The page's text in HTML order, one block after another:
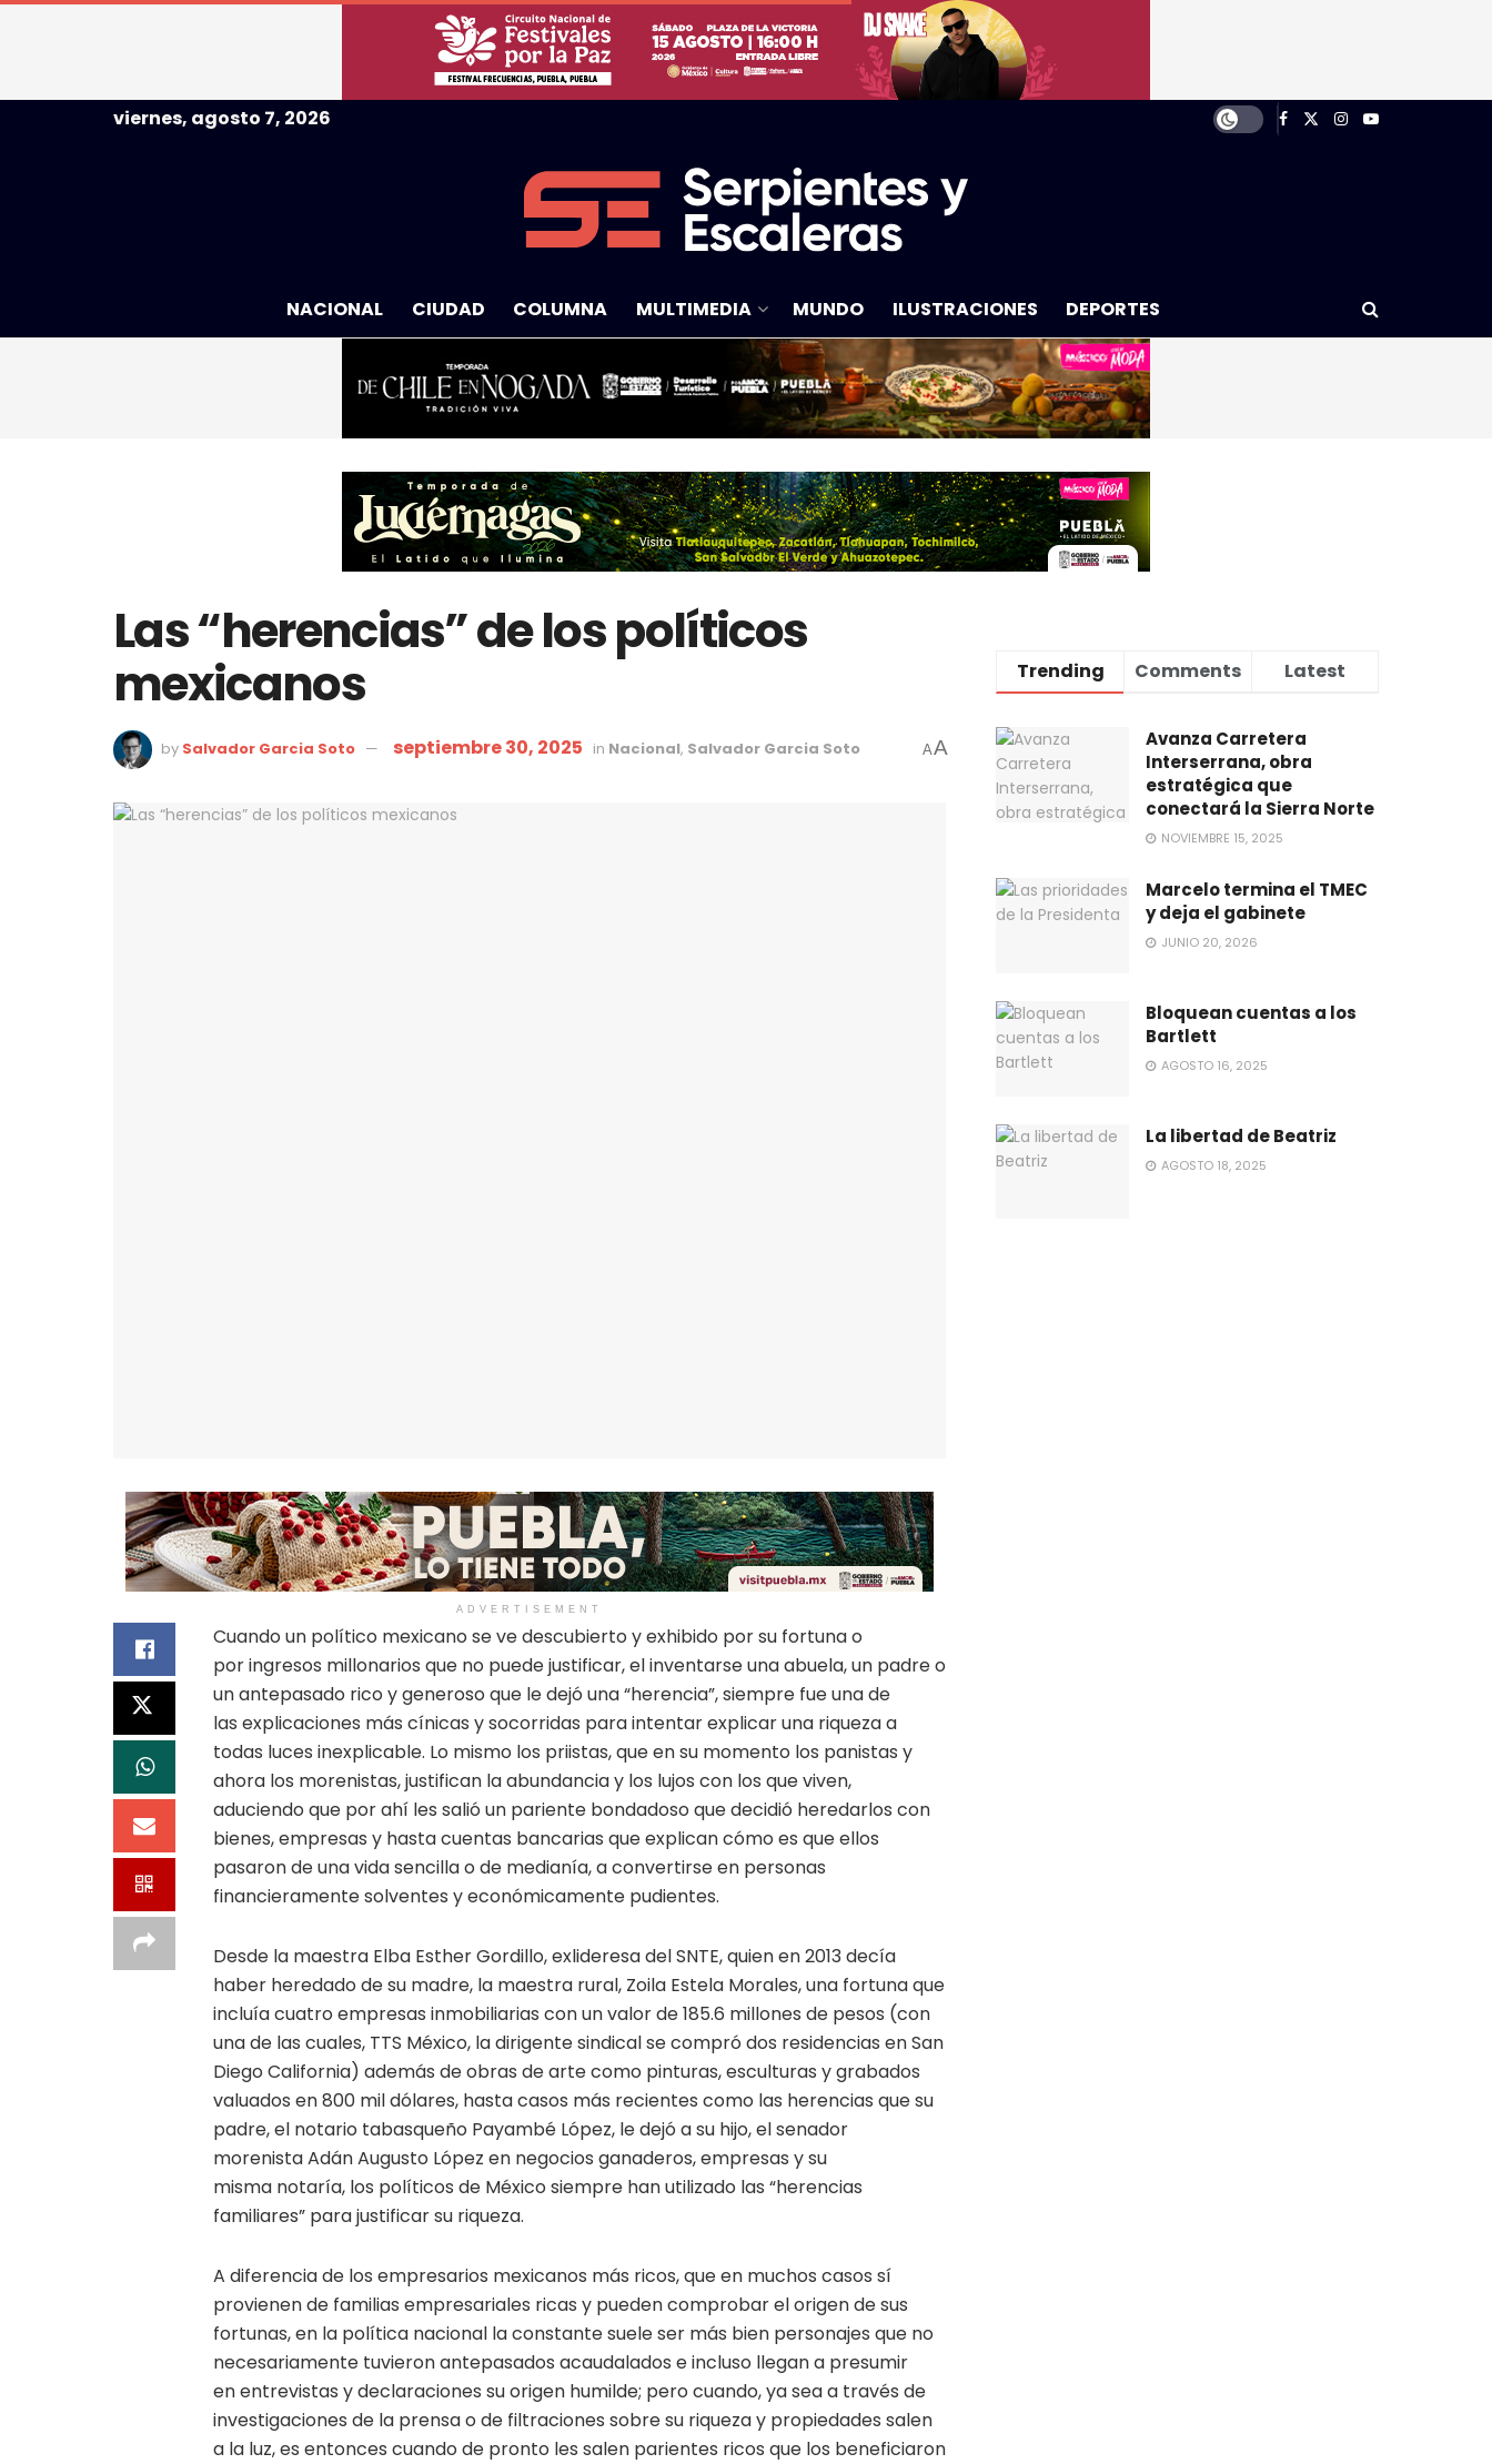
viernes, agosto 7, 2026
NACIONAL CIUDAD COLUMNA MULTIMEDIA MUNDO ILUSTRACIONES DEPORTES
Las “herencias” de los políticos
mexicanos
by Salvador Garcia Soto septiembre 30, 2025 in Nacional, Salvador Garcia Soto AA
ADVERTISEMENT
Cuando un político mexicano se ve descubierto y exhibido por su fortuna o
por ingresos millonarios que no puede justificar, el inventarse una abuela, un padre o
un antepasado rico y generoso que le dejó una “herencia”, siempre fue una de
las explicaciones más cínicas y socorridas para intentar explicar una riqueza a
todas luces inexplicable. Lo mismo los priistas, que en su momento los panistas y
ahora los morenistas, justifican la abundancia y los lujos con los que viven,
aduciendo que por ahí les salió un pariente bondadoso que decidió heredarlos con
bienes, empresas y hasta cuentas bancarias que explican cómo es que ellos
pasaron de una vida sencilla o de medianía, a convertirse en personas
financieramente solventes y económicamente pudientes.
Desde la maestra Elba Esther Gordillo, exlideresa del SNTE, quien en 2013 decía
haber heredado de su madre, la maestra rural, Zoila Estela Morales, una fortuna que
incluía cuatro empresas inmobiliarias con un valor de 185.6 millones de pesos (con
una de las cuales, TTS México, la dirigente sindical se compró dos residencias en San
Diego California) además de obras de arte como pinturas, esculturas y grabados
valuados en 800 mil dólares, hasta casos más recientes como las herencias que su
padre, el notario tabasqueño Payambé López, le dejó a su hijo, el senador
morenista Adán Augusto López en negocios ganaderos, empresas y su
misma notaría, los políticos de México siempre han utilizado las “herencias
familiares” para justificar su riqueza.
A diferencia de los empresarios mexicanos más ricos, que en muchos casos sí
provienen de familias empresariales ricas y pueden comprobar el origen de sus
fortunas, en la política nacional la constante suele ser más bien personajes que no
necesariamente tuvieron antepasados acaudalados e incluso llegan a presumir
en entrevistas y declaraciones su origen humilde; pero cuando, ya sea a través de
investigaciones de la prensa o de filtraciones sobre su riqueza y propiedades salen
a la luz, es entonces cuando de pronto les salen parientes ricos que los beneficiaron
Trending Comments Latest
Avanza Carretera
Interserrana, obra
estratégica que
conectará la Sierra Norte
NOVIEMBRE 15, 2025
Marcelo termina el TMEC
y deja el gabinete
JUNIO 20, 2026
Bloquean cuentas a los
Bartlett
AGOSTO 16, 2025
La libertad de Beatriz
AGOSTO 18, 2025